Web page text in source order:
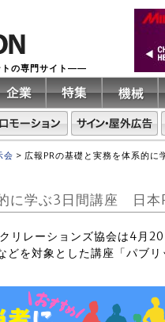
トの専門サイト――
会 > 広報PRの基礎と実務を体系的
に学ぶ3日間講座 日本
リレーションズ協会は4月
どを対象とした講座「パブ